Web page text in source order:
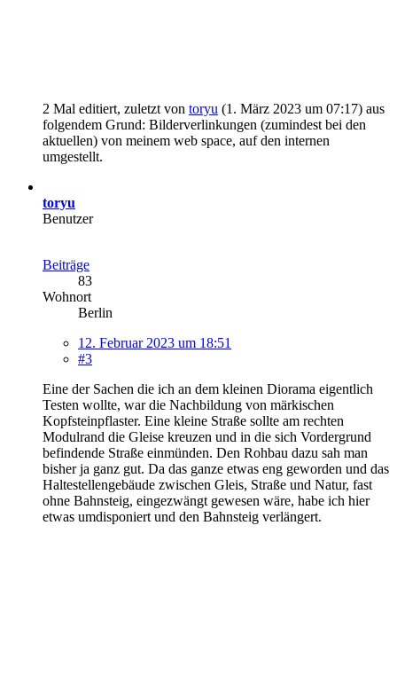
2 Mal editiert, zuletzt von toryu (1. März 2023 um 07:17) aus
folgendem Grund: Bilderverlinkungen (zumindest bei den
aktuellen) von meinem web space, auf den internen
umgestellt.
toryu
Benutzer
Beiträge
83
Wohnort
Berlin
12. Februar 2023 um 18:51
#3
Eine der Sachen die ich an dem kleinen Diorama eigentlich
Testen wollte, war die Nachbildung von märkischen
Kopfsteinpflaster. Eine kleine Straße sollte am rechten
Modulrand die Gleise kreuzen und in die sich Vordergrund
befindende Straße einmünden. Den Rohbau dazu sah man
bisher ja ganz gut. Da das ganze etwas eng geworden und das
Haltestellengebäude zwischen Gleis, Straße und Natur, fast
ohne Bahnsteig, eingezwängt gewesen wäre, habe ich hier
etwas umdisponiert und den Bahnsteig verlängert.